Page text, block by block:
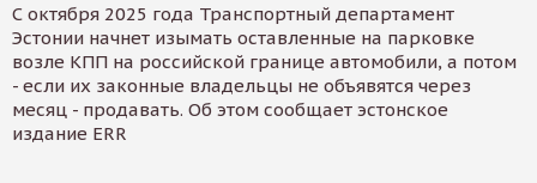
С октября 2025 года Транспортный департамент
Эстонии начнет изымать оставленные на парковке
возле КПП на российской границе автомобили, а потом
- если их законные владельцы не объявятся через
месяц - продавать. Об этом сообщает эстонское
издание ERR